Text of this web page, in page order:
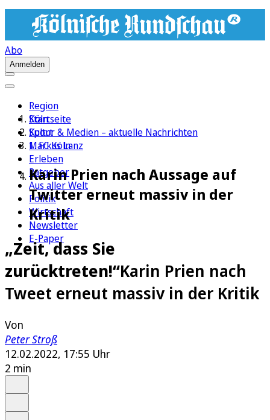
Abo
Anmelden
Region
Köln
Sport
1. FC Köln
Erleben
Ratgeber
Aus aller Welt
Politik
Wirtschaft
Newsletter
E-Paper
Startseite
Kultur & Medien – aktuelle Nachrichten
Markus Lanz
Karin Prien nach Aussage auf
Twitter erneut massiv in der
Kritik
„Zeit, dass Sie
zurücktreten!“Karin Prien nach
Tweet erneut massiv in der Kritik
Von
Peter Stroß
12.02.2022, 17:55 Uhr
2 min